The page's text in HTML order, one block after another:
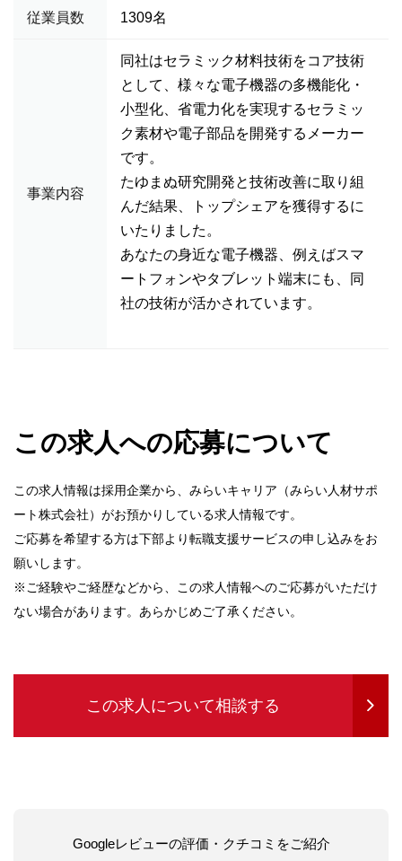
従業員数 1309名
事業内容
同社はセラミック材料技術をコア技術
として、様々な電子機器の多機能化・
小型化、省電力化を実現するセラミッ
ク素材や電子部品を開発するメーカー
です。
たゆまぬ研究開発と技術改善に取り組
んだ結果、トップシェアを獲得するに
いたりました。
あなたの身近な電子機器、例えばスマ
ートフォンやタブレット端末にも、同
社の技術が活かされています。
この求人への応募について
この求人情報は採用企業から、みらいキャリア（みらい人材サポ
ート株式会社）がお預かりしている求人情報です。
ご応募を希望する方は下部より転職支援サービスの申し込みをお
願いします。
※ご経験やご経歴などから、この求人情報へのご応募がいただけ
ない場合があります。あらかじめご了承ください。
この求人について相談する
Googleレビューの評価・クチコミをご紹介